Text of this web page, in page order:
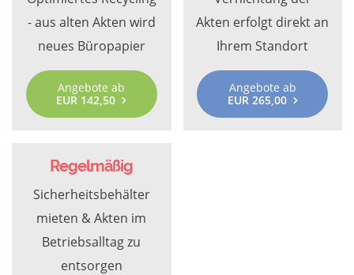
- aus alten Akten wird
neues Büropapier
Angebote ab
EUR 142,50
Akten erfolgt direkt an
Ihrem Standort
Angebote ab
EUR 265,00
Regelmäßig
Sicherheitsbehälter
mieten & Akten im
Betriebsalltag zu
entsorgen